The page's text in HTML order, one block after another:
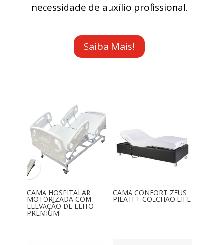
necessidade de auxílio profissional.
Saiba Mais!
CAMA HOSPITALAR
MOTORIZADA COM
ELEVAÇÃO DE LEITO
PREMIUM
CAMA CONFORT ZEUS
PILATI + COLCHÃO LIFE